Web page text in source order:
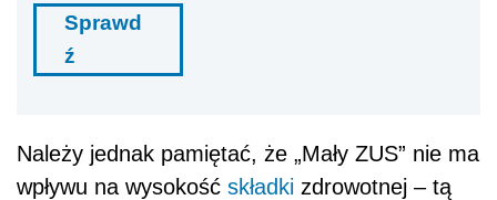
Sprawd
ź
Należy jednak pamiętać, że „Mały ZUS” nie ma
wpływu na wysokość składki zdrowotnej – tą